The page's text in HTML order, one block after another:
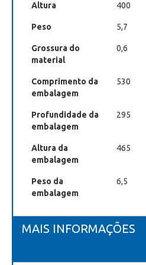
Altura 400
Peso 5,7
Grossura do
material
0,6
Comprimento da
embalagem
530
Profundidade da
embalagem
295
Altura da
embalagem
465
Peso da
embalagem
6,5
MAIS INFORMAÇÕES